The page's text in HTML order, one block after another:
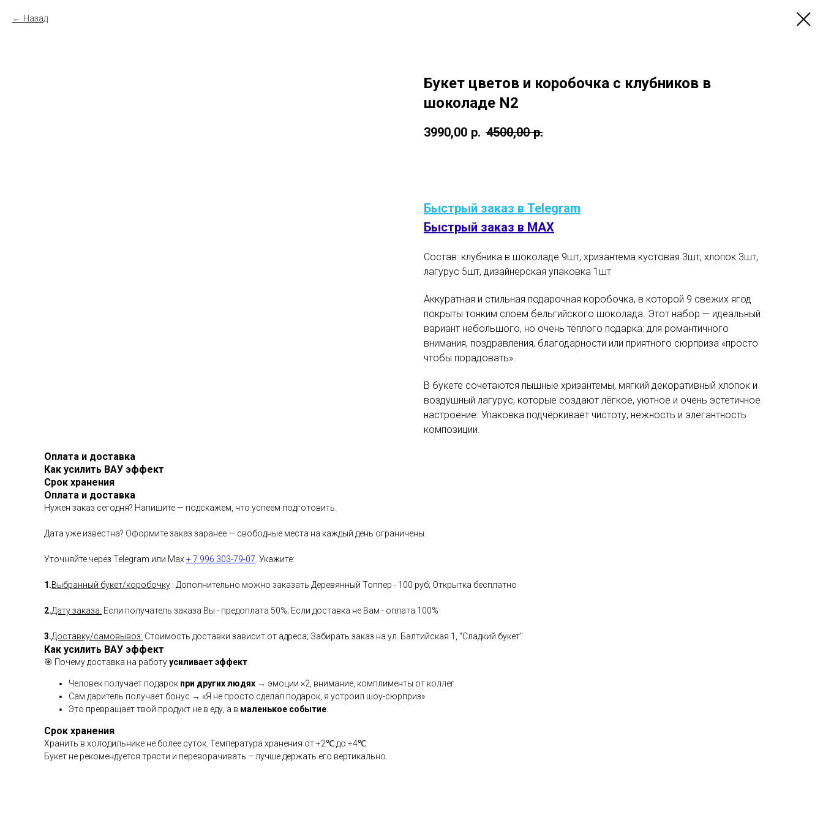
Назад
Букет цветов и коробочка с клубников в
шоколаде N2
3990,00 р. 4500,00 р.
Быстрый заказ в Telegram
Быстрый заказ в MAX
Состав: клубника в шоколаде 9шт, хризантема кустовая 3шт, хлопок 3шт,
лагурус 5шт, дизайнерская упаковка 1шт
Аккуратная и стильная подарочная коробочка, в которой 9 свежих ягод
покрыты тонким слоем бельгийского шоколада. Этот набор — идеальный
вариант небольшого, но очень тёплого подарка: для романтичного
внимания, поздравления, благодарности или приятного сюрприза «просто
чтобы порадовать».
В букете сочетаются пышные хризантемы, мягкий декоративный хлопок и
воздушный лагурус, которые создают лёгкое, уютное и очень эстетичное
настроение. Упаковка подчёркивает чистоту, нежность и элегантность
композиции.
Оплата и доставка
Как усилить ВАУ эффект
Срок хранения
Оплата и доставка
Нужен заказ сегодня? Напишите — подскажем, что успеем подготовить.
Дата уже известна? Оформите заказ заранее — свободные места на каждый день ограничены.
Уточняйте через Telegram или Max+ 7 996 303-79-07. Укажите:
1.Выбранный букет/коробочку : Дополнительно можно заказать Деревянный Топпер - 100 руб; Открытка бесплатно
2.Дату заказа: Если получатель заказа Вы - предоплата 50%; Если доставка не Вам - оплата 100%
3.Доставку/самовывоз: Стоимость доставки зависит от адреса; Забирать заказ на ул. Балтийская 1, "Сладкий букет"
Как усилить ВАУ эффект
🎯 Почему доставка на работуусиливает эффект
Человек получает подарок при других людях → эмоции ×2, внимание, комплименты от коллег.
Сам даритель получает бонус → «Я не просто сделал подарок, я устроил шоу-сюрприз».
Это превращает твой продукт не в еду, а в маленькое событие.
Срок хранения
Хранить в холодильнике не более суток. Температура хранения от +2℃ до +4℃.
Букет не рекомендуется трясти и переворачивать – лучше держать его вертикально.